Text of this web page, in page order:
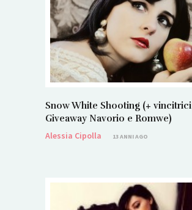
Snow White Shooting (+ vincitrici
Giveaway Navorio e Romwe)
Alessia Cipolla
13 ANNI AGO